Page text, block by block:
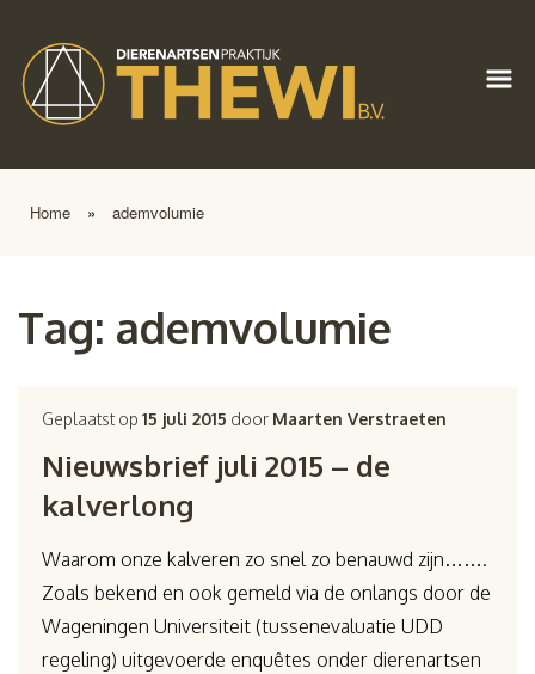
Home » ademvolumie
Tag: ademvolumie
Geplaatst op15 juli 2015 door Maarten Verstraeten
Nieuwsbrief juli 2015 – de
kalverlong
Waarom onze kalveren zo snel zo benauwd zijn…….
Zoals bekend en ook gemeld via de onlangs door de
Wageningen Universiteit (tussenevaluatie UDD
regeling) uitgevoerde enquêtes onder dierenartsen